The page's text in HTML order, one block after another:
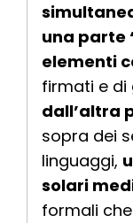
una parte
elementi
firmati e di
dall’altra
sopra dei
linguaggi,
solari
formali